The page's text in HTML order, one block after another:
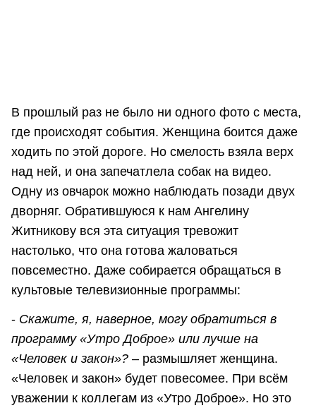
В прошлый раз не было ни одного фото с места,
где происходят события. Женщина боится даже
ходить по этой дороге. Но смелость взяла верх
над ней, и она запечатлела собак на видео.
Одну из овчарок можно наблюдать позади двух
дворняг. Обратившуюся к нам Ангелину
Житникову вся эта ситуация тревожит
настолько, что она готова жаловаться
повсеместно. Даже собирается обращаться в
культовые телевизионные программы:
- Скажите, я, наверное, могу обратиться в
программу «Утро Доброе» или лучше на
«Человек и закон»? – размышляет женщина.
«Человек и закон» будет повесомее. При всём
уважении к коллегам из «Утро Доброе». Но это